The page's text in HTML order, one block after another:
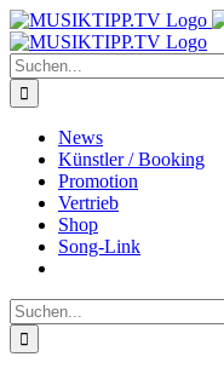
Zum
Inhalt
springen
Suche
nach:
News
Künstler / Booking
Promotion
Vertrieb
Shop
Song-Link
Suche
nach: